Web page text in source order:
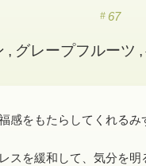
67
グレープフルーツ
感をもたらしてくれる
スを緩和して、気分を明